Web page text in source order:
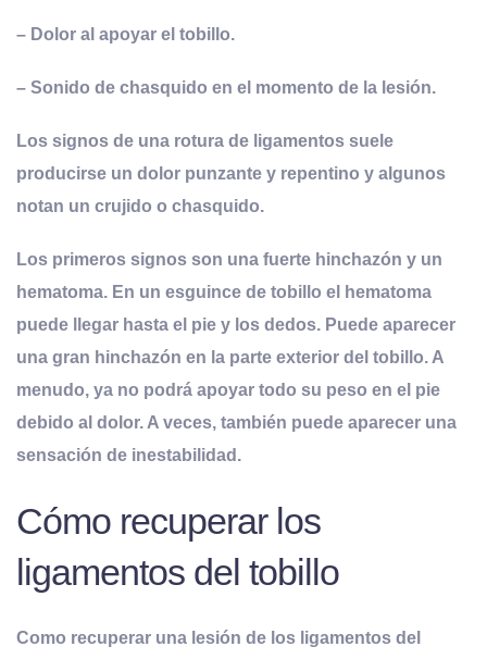
– Dolor al apoyar el tobillo.
– Sonido de chasquido en el momento de la lesión.
Los signos de una rotura de ligamentos suele
producirse un dolor punzante y repentino y algunos
notan un crujido o chasquido.
Los primeros signos son una fuerte hinchazón y un
hematoma. En un esguince de tobillo el hematoma
puede llegar hasta el pie y los dedos. Puede aparecer
una gran hinchazón en la parte exterior del tobillo. A
menudo, ya no podrá apoyar todo su peso en el pie
debido al dolor. A veces, también puede aparecer una
sensación de inestabilidad.
Cómo recuperar los
ligamentos del tobillo
Como recuperar una lesión de los ligamentos del